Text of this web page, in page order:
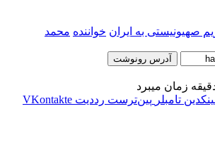
صهیونیستی به ایران خواننده محمد
آدرس رونوشت
‫تامبلر ‫پین‌ترست ‫رددیت ‫VKontakte